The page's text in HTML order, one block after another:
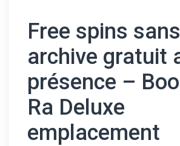
Free spins sans
archive gratuit
présence –
Ra Deluxe
emplacement